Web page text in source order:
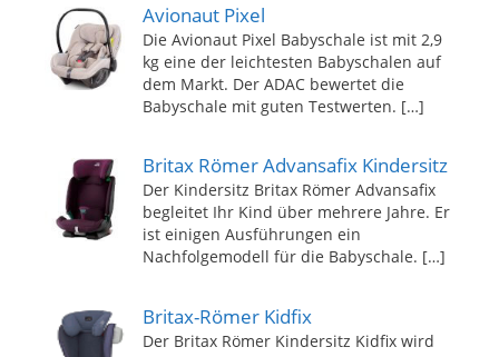
Avionaut Pixel
Die Avionaut Pixel Babyschale ist mit 2,9
kg eine der leichtesten Babyschalen auf
dem Markt. Der ADAC bewertet die
Babyschale mit guten Testwerten. […]
Britax Römer Advansafix Kindersitz
Der Kindersitz Britax Römer Advansafix
begleitet Ihr Kind über mehrere Jahre. Er
ist einigen Ausführungen ein
Nachfolgemodell für die Babyschale. […]
Britax-Römer Kidfix
Der Britax Römer Kindersitz Kidfix wird